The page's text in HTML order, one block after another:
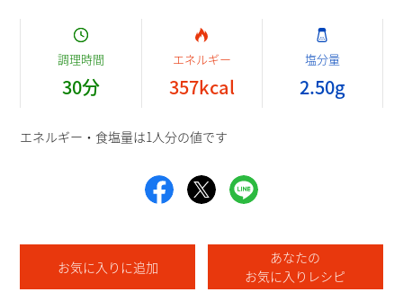
調理時間
30分
エネルギー
357kcal
塩分量
2.50g
エネルギー・食塩量は1人分の値です
お気に入りに追加
あなたの
お気に入りレシピ